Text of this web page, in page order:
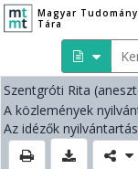
Magyar
Tára
Szentgróti Rita
A közlemények
Az idézők